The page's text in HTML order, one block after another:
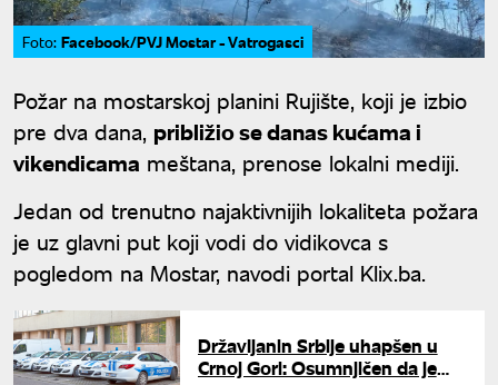
Foto: Facebook/PVJ Mostar - Vatrogasci
Požar na mostarskoj planini Rujište, koji je izbio
pre dva dana, približio se danas kućama i
vikendicama meštana, prenose lokalni mediji.
Jedan od trenutno najaktivnijih lokaliteta požara
je uz glavni put koji vodi do vidikovca s
pogledom na Mostar, navodi portal Klix.ba.
Državljanin Srbije uhapšen u
Crnoj Gori: Osumnjičen da je